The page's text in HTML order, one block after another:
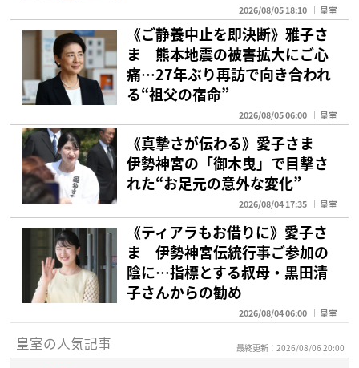
2026/08/05 18:10 皇室
《ご静養中止を即決断》雅子さ
ま 熊本地震の被害拡大にご心
痛…27年ぶり再訪で向き合われ
る“祖父の宿命”
2026/08/05 06:00 皇室
《真摯さが伝わる》愛子さま
伊勢神宮の「御木曳」で目撃さ
れた“お足元の意外な変化”
2026/08/04 17:35 皇室
《ティアラもお借りに》愛子さ
ま 伊勢神宮伝統行事ご参加の
陰に…指標とする叔母・黒田清
子さんからの勧め
2026/08/04 06:00 皇室
皇室の人気記事 最終更新：2026/08/06 20:00